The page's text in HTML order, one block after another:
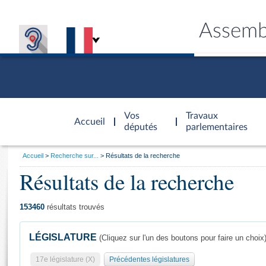
Accueil
d'accueil
Vos
députés
Travaux
parlementaires
Général
Vous
Accueil Recherche sur... Résultats de la recherche
Résultats de la recherche
153460 résultats trouvés
LÉGISLATURE (Cliquez sur l'un des boutons pour faire un choix)
17e législature (X) Précédentes législatures